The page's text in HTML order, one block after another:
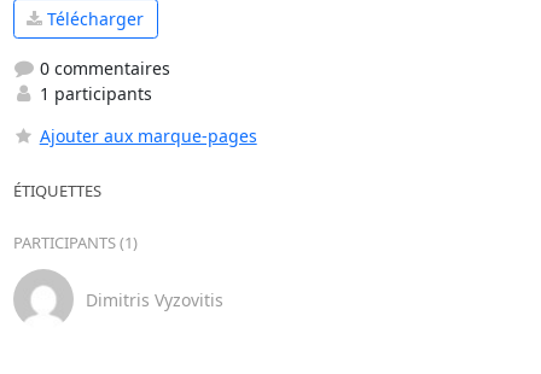
Télécharger
0 commentaires
1 participants
Ajouter aux marque-pages
ÉTIQUETTES
PARTICIPANTS (1)
Dimitris Vyzovitis